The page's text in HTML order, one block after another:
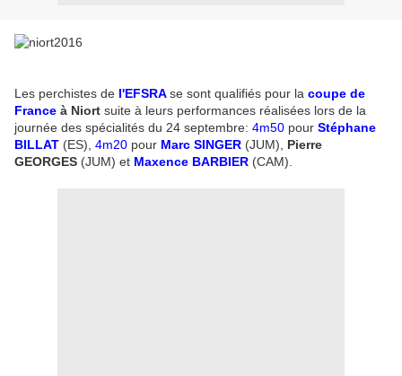
Les perchistes de l'EFSRA se sont qualifiés pour la coupe de
France à Niort suite à leurs performances réalisées lors de la
journée des spécialités du 24 septembre: 4m50 pour Stéphane
BILLAT (ES), 4m20 pour Marc SINGER (JUM), Pierre
GEORGES (JUM) et Maxence BARBIER (CAM).